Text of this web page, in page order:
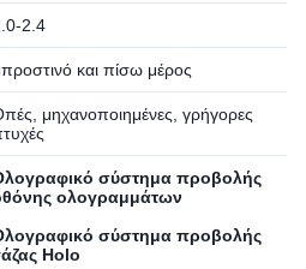
2.4
και πίσω μέρος
μηχανοποιημένες, γρήγορες
σύστημα προβολής
ολογραμμάτων
σύστημα προβολής
Holo